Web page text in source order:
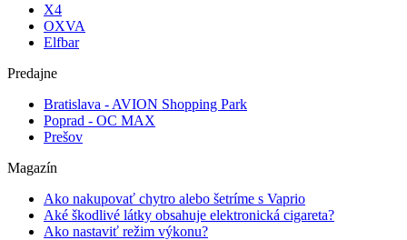
X4
OXVA
Elfbar
Predajne
Bratislava - AVION Shopping Park
Poprad - OC MAX
Prešov
Magazín
Ako nakupovať chytro alebo šetríme s Vaprio
Aké škodlivé látky obsahuje elektronická cigareta?
Ako nastaviť režim výkonu?